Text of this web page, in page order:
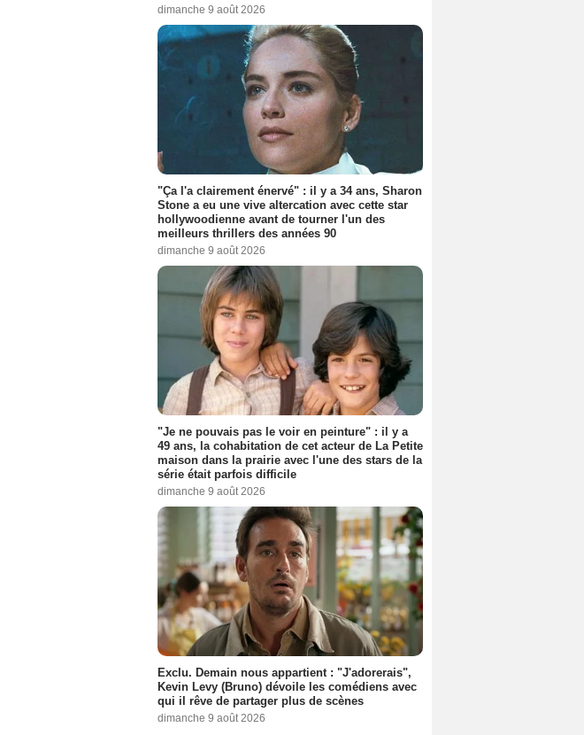
dimanche 9 août 2026
"Ça l'a clairement énervé" : il y a 34 ans, Sharon
Stone a eu une vive altercation avec cette star
hollywoodienne avant de tourner l'un des
meilleurs thrillers des années 90
dimanche 9 août 2026
"Je ne pouvais pas le voir en peinture" : il y a
49 ans, la cohabitation de cet acteur de La Petite
maison dans la prairie avec l'une des stars de la
série était parfois difficile
dimanche 9 août 2026
Exclu. Demain nous appartient : "J'adorerais",
Kevin Levy (Bruno) dévoile les comédiens avec
qui il rêve de partager plus de scènes
dimanche 9 août 2026